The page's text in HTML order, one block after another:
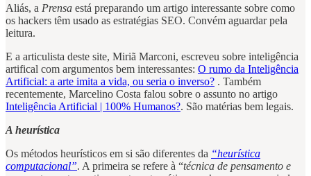
Aliás, a Prensa está preparando um artigo interessante sobre como
os hackers têm usado as estratégias SEO. Convém aguardar pela
leitura.
E a articulista deste site, Miriã Marconi, escreveu sobre inteligência
artifical com argumentos bem interessantes: O rumo da Inteligência
Artificial: a arte imita a vida, ou seria o inverso? . Também
recentemente, Marcelino Costa falou sobre o assunto no artigo
Inteligência Artificial | 100% Humanos?. São matérias bem legais.
A heurística
Os métodos heurísticos em si são diferentes da “heurística
computacional”. A primeira se refere à “técnica de pensamento e